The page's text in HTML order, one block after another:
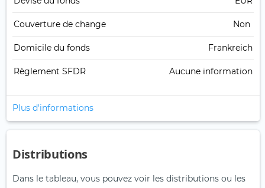
Couverture de change Non
Domicile du fonds Frankreich
Règlement SFDR Aucune information
Plus d'informations
Distributions
Dans le tableau, vous pouvez voir les distributions ou les